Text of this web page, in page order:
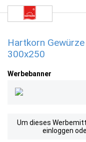
Hartkorn
300x250
Werbebanner
Um dieses
einloggen